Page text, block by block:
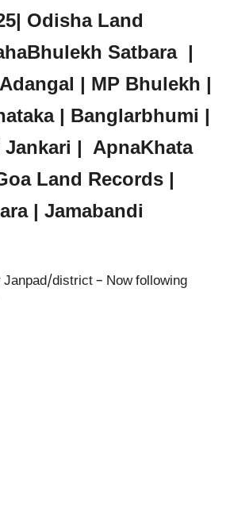
| Odisha Land
Satbara |
| MP Bhulekh |
| Banglarbhumi |
| ApnaKhata
Land Records |
| Jamabandi
Janpad/district – Now following